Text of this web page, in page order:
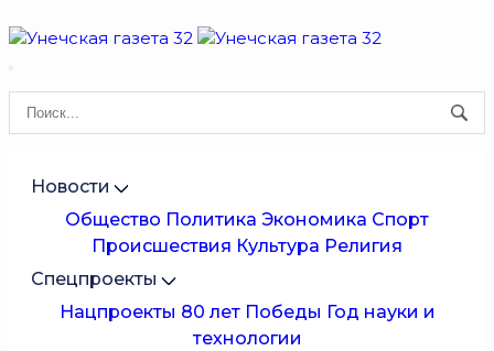
Новости
Общество Политика Экономика Спорт
Происшествия Культура Религия
Спецпроекты
Нацпроекты 80 лет Победы Год науки и
технологии